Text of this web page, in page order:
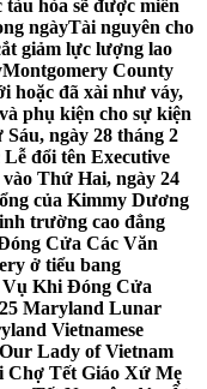
hỏa sẽ được miễn
ngàyTài nguyên cho
giảm lực lượng lao
Montgomery County
hoặc đã xài như váy,
phụ kiện cho sự kiện
Sáu, ngày 28 tháng 2
đổi tên Executive
Thứ Hai, ngày 24
của Kimmy Dương
trường cao đẳng
Cửa Các Văn
ở tiểu bang
Khi Đóng Cửa
Maryland Lunar
Vietnamese
Lady of Vietnam
Chợ Tết Giáo Xứ Mẹ